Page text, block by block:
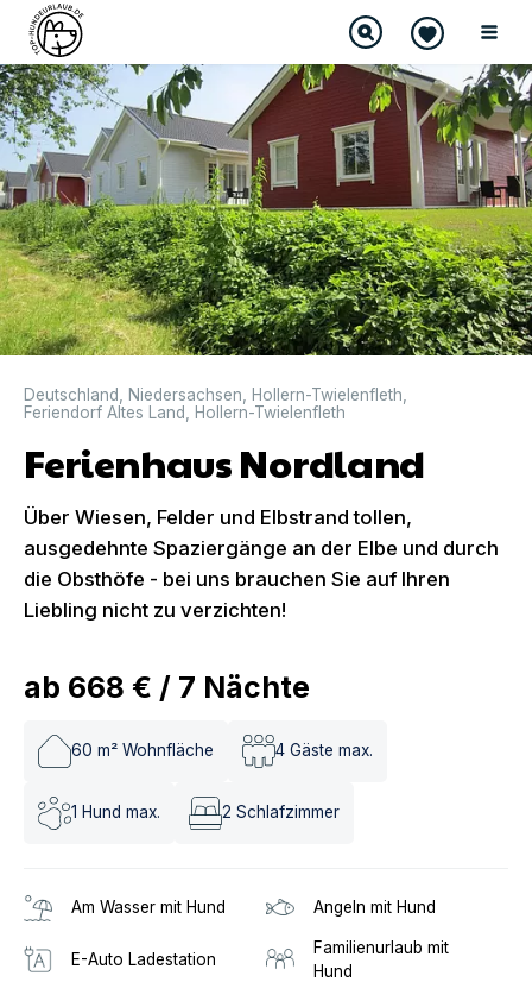
Deutschland Niedersachsen Hollern-Twielenfleth
Feriendorf Altes Land
Hollern-Twielenfleth
Ferienhaus Nordland
Über Wiesen, Felder und Elbstrand tollen,
ausgedehnte Spaziergänge an der Elbe und durch
die Obsthöfe - bei uns brauchen Sie auf Ihren
Liebling nicht zu verzichten!
ab 668 € / 7 Nächte
60 m² Wohnfläche 4 Gäste max.
1 Hund max. 2 Schlafzimmer
Am Wasser mit Hund Angeln mit Hund
E-Auto Ladestation
Familienurlaub mit
Hund